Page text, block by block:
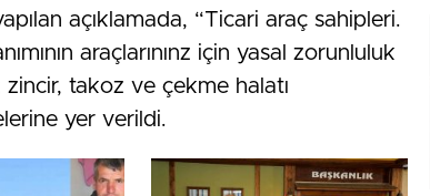
açıklamada, “Ticari araç sahipleri.
araçlarınınz için yasal zorunluluk
zincir, takoz ve çekme halatı
yer verildi.